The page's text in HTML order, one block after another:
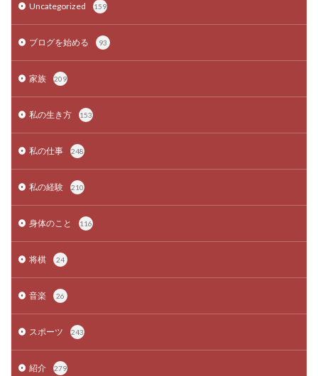
Uncategorized 159
ブログを始める 93
家族 209
私の生き方 153
私の仕事 248
私の経験 210
身体のこと 116
将棋 24
音楽 26
スポーツ 243
紹介 279